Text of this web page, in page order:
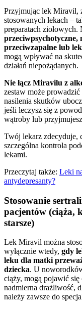
Przyjmując lek Miravil,
stosowanych lekach –
preparatach ziołowych.
przeciwpsychotyczne,
przeciwzapalne lub
mogą wpływać na
działań niepożądanych.
Nie łącz Miravilu z
zestaw może
nasilenia skutków
jeśli leczysz się z
wątroby lub
Twój lekarz zdecyduje,
szczególna kontrola
lekami.
Przeczytaj także: Leki
antydepresanty?
Stosowanie
pacjentów (ciąża,
starsze)
Lek Miravil można
wyłącznie wtedy, gdy
leku dla matki
dziecka. U
ciąży, mogą pojawić
nadmierna drażliwość,
należy zawsze do